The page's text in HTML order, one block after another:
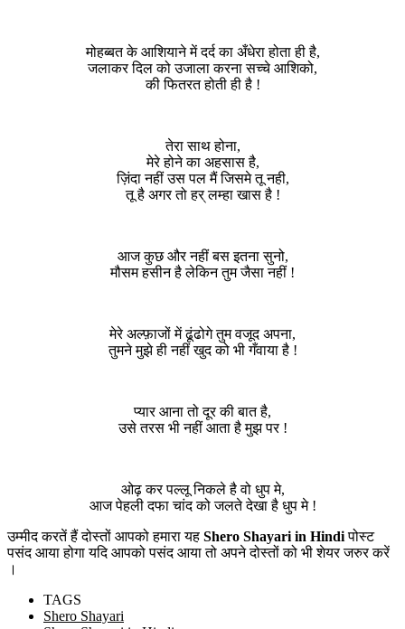
मोहब्बत के आशियाने में दर्द का अँधेरा होता ही है,
जलाकर दिल को उजाला करना सच्चे आशिको,
की फितरत होती ही है !
तेरा साथ होना,
मेरे होने का अहसास है,
ज़िंदा नहीं उस पल मैं जिसमे तू नही,
तू है अगर तो हर् लम्हा खास है !
आज कुछ और नहीं बस इतना सुनो,
मौसम हसीन है लेकिन तुम जैसा नहीं !
मेरे अल्फ़ाजों में ढूंढोगे तुम वजूद अपना,
तुमने मुझे ही नहीं खुद को भी गँवाया है !
प्यार आना तो दूर की बात है,
उसे तरस भी नहीं आता है मुझ पर !
ओढ़ कर पल्लू निकले है वो धुप मे,
आज पेहली दफा चांद को जलते देखा है धुप मे !
उम्मीद करतें हैं दोस्तों आपको हमारा यह Shero Shayari in Hindiपोस्ट
पसंद आया होगा यदि आपको पसंद आया तो अपने दोस्तों को भी शेयर जरुर करें
।
TAGS
Shero Shayari